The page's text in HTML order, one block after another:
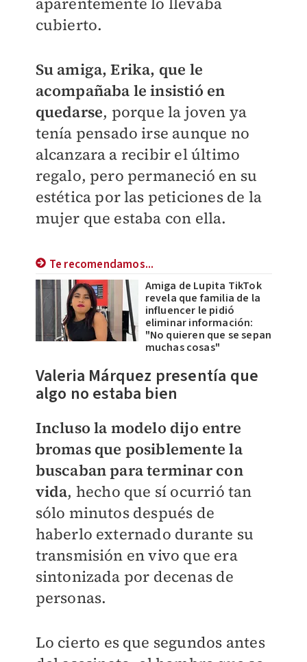
cubierto.
Su amiga, Erika, que le
acompañaba le insistió en
quedarse, porque la joven ya
tenía pensado irse aunque no
alcanzara a recibir el último
regalo, pero permaneció en su
estética por las peticiones de la
mujer que estaba con ella.
Te recomendamos...
Amiga de Lupita TikTok
revela que familia de la
influencer le pidió
eliminar información:
"No quieren que se sepan
muchas cosas"
Valeria Márquez presentía que
algo no estaba bien
Incluso la modelo dijo entre
bromas que posiblemente la
buscaban para terminar con
vida, hecho que sí ocurrió tan
sólo minutos después de
haberlo externado durante su
transmisión en vivo que era
sintonizada por decenas de
personas.
Lo cierto es que segundos antes